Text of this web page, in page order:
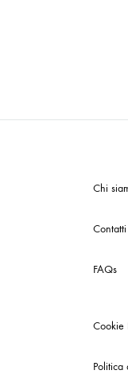
Chi
Contatti
FAQs
Cookie
Politica